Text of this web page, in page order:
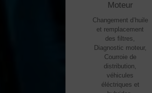
Moteur
Changement d’huile
et remplacement
des filtres,
Diagnostic moteur,
Courroie de
distribution,
véhicules
éléctriques et